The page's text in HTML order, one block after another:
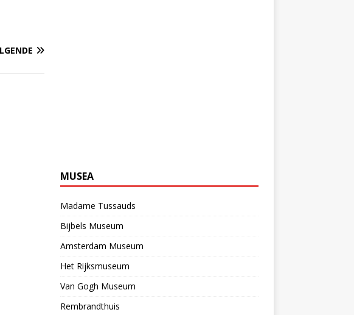
MUSEA
Madame Tussauds
Bijbels Museum
Amsterdam Museum
Het Rijksmuseum
Van Gogh Museum
Rembrandthuis